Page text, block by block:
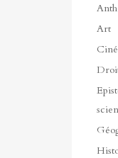
Art